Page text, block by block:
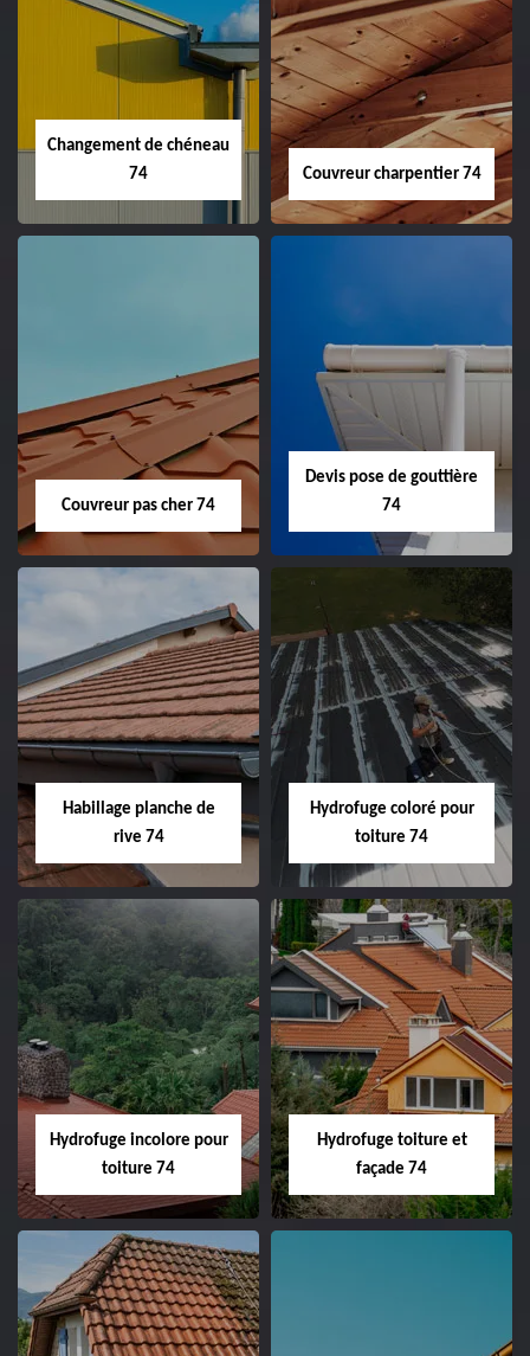
Changement de chéneau
74
Couvreur charpentier 74
Couvreur pas cher 74
Devis pose de gouttière
74
Habillage planche de
rive 74
Hydrofuge coloré pour
toiture 74
Hydrofuge incolore pour
toiture 74
Hydrofuge toiture et
façade 74